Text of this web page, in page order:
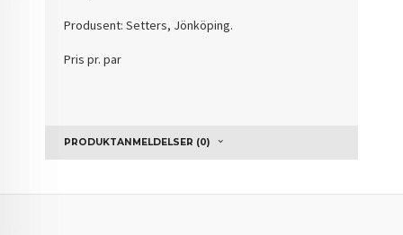
Produsent: Setters, Jönköping.
Pris pr. par
PRODUKTANMELDELSER (0)